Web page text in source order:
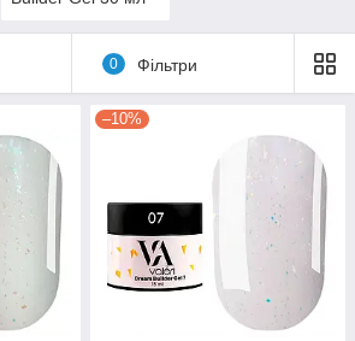
0 Фільтри
–10%